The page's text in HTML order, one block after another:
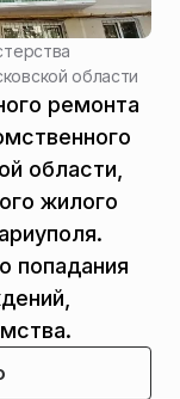
области
ремонта
области,
жилого
попадания